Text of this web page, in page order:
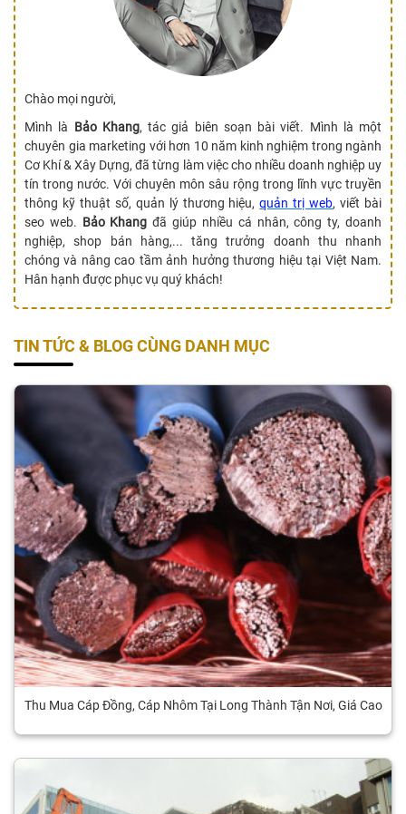
Chào mọi người,
Mình là Bảo Khang, tác giả biên soạn bài viết. Mình là một
chuyên gia marketing với hơn 10 năm kinh nghiệm trong ngành
Cơ Khí & Xây Dựng, đã từng làm việc cho nhiều doanh nghiệp uy
tín trong nước. Với chuyên môn sâu rộng trong lĩnh vực truyền
thông kỹ thuật số, quản lý thương hiệu,quản trị web, viết bài
seo web. Bảo Khang đã giúp nhiều cá nhân, công ty, doanh
nghiệp, shop bán hàng,... tăng trưởng doanh thu nhanh
chóng và nâng cao tầm ảnh hưởng thương hiệu tại Việt Nam.
Hân hạnh được phục vụ quý khách!
TIN TỨC & BLOG CÙNG DANH MỤC
Thu Mua Cáp Đồng, Cáp Nhôm Tại Long Thành Tận Nơi, Giá Cao